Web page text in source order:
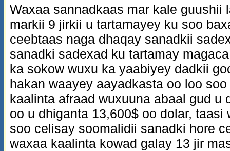
Waxaa sannadkaas mar kale guushii
markii 9 jirkii u tartamayey ku soo
ceebtaas naga dhaqay sanadkii
sanadki sadexad ku tartamay
ka sokow wuxu ka yaabiyey dadkii
hakan waayey aayadkasta oo loo
kaalinta afraad wuxuuna abaal gud u
oo u dhiganta 13,600$ oo dolar,
soo celisay soomalidii sanadki hore
waxaa kaalinta kowad galay 13 jir